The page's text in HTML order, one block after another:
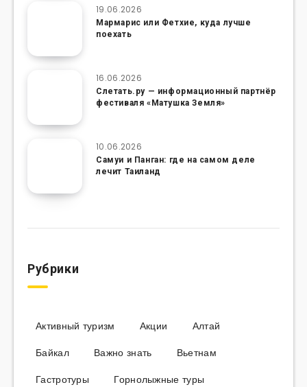
19.06.2026
Мармарис или Фетхие, куда лучше
поехать
16.06.2026
Слетать.ру — информационный партнёр
фестиваля «Матушка Земля»
10.06.2026
Самуи и Панган: где на самом деле
лечит Таиланд
Рубрики
Активный туризм Акции
Алтай
Байкал
Важно знать
Вьетнам
Гастротуры
Горнолыжные туры